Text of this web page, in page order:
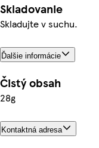
Skladovanie
Skladujte v suchu.
Ďalšie informácie
Čistý obsah
28g
Kontaktná adresa